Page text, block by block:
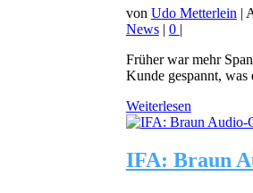
von Udo Metterlein |
News| 0 |
Früher war mehr
Kunde gespannt,
Weiterlesen
IFA: Braun